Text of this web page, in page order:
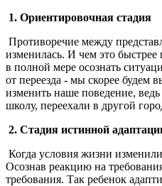
1. Ориентировочная стадия
Противоречие между
изменилась. И чем это
в полной мере осознать
от переезда - мы скорее будем
изменить наше поведение,
школу, переехали в другой
2. Стадия истинной
Когда условия жизни
Осознав реакцию на
требования. Так ребенок